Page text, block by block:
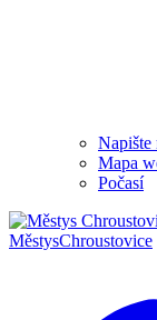
Napište
Mapa
Počasí
MěstysChroustovice